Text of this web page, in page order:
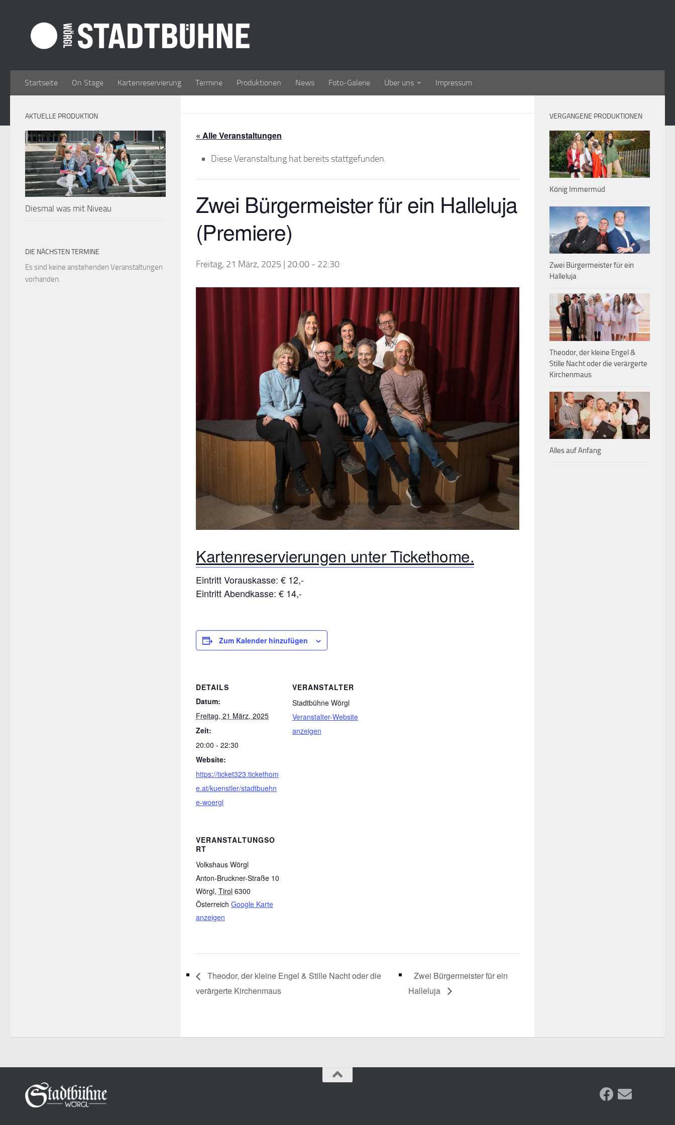
Startseite On Stage Kartenreservierung Termine Produktionen News Foto-Galerie Über uns Impressum
« Alle Veranstaltungen
Diese Veranstaltung hat bereits stattgefunden.
Zwei Bürgermeister für ein Halleluja
(Premiere)
Freitag, 21 März, 2025 | 20:00 - 22:30
Kartenreservierungen unter Tickethome.
Eintritt Vorauskasse: € 12,-
Eintritt Abendkasse: € 14,-
Zum Kalender hinzufügen
DETAILS
Datum:
Freitag, 21 März, 2025
Zeit:
20:00 - 22:30
Website:
https://ticket323.tickethom
e.at/kuenstler/stadtbuehn
e-woergl
VERANSTALTER
Stadtbühne Wörgl
Veranstalter-Website
anzeigen
VERANSTALTUNGSO
RT
Volkshaus Wörgl
Anton-Bruckner-Straße 10
Wörgl, Tirol 6300
Österreich Google Karte
anzeigen
Theodor, der kleine Engel & Stille Nacht oder die
verärgerte Kirchenmaus
Zwei Bürgermeister für ein
Halleluja
AKTUELLE PRODUKTION
Diesmal was mit Niveau
DIE NÄCHSTEN TERMINE
Es sind keine anstehenden Veranstaltungen
vorhanden.
VERGANGENE PRODUKTIONEN
König Immermüd
Zwei Bürgermeister für ein
Halleluja
Theodor, der kleine Engel &
Stille Nacht oder die verärgerte
Kirchenmaus
Alles auf Anfang